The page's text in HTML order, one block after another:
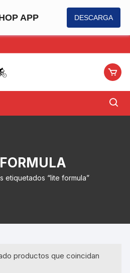
APP DESCARGA
etiquetados “lite formula”
productos que coincidan